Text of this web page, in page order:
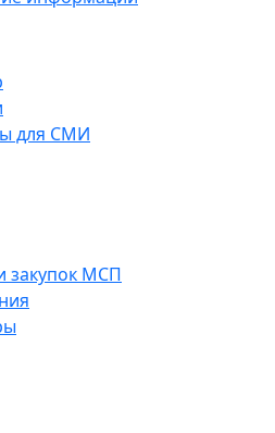
для СМИ
закупок МСП